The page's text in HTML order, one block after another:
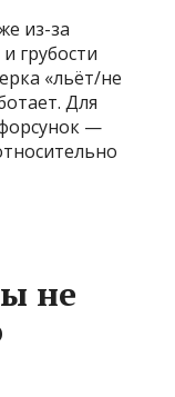
из-за
грубости
«льёт/не
Для
—
не